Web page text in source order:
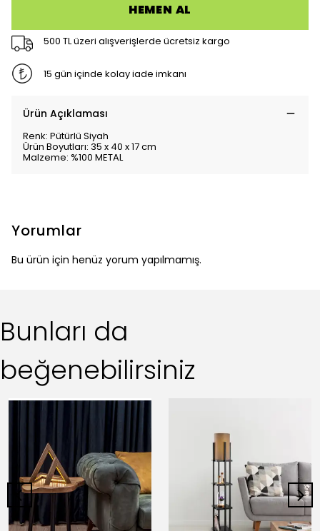
HEMEN AL
500 TL üzeri alışverişlerde ücretsiz kargo
15 gün içinde kolay iade imkanı
Ürün Açıklaması
Renk: Pütürlü Siyah
Ürün Boyutları: 35 x 40 x 17 cm
Malzeme: %100 METAL
Yorumlar
Bu ürün için henüz yorum yapılmamış.
Bunları da
beğenebilirsiniz